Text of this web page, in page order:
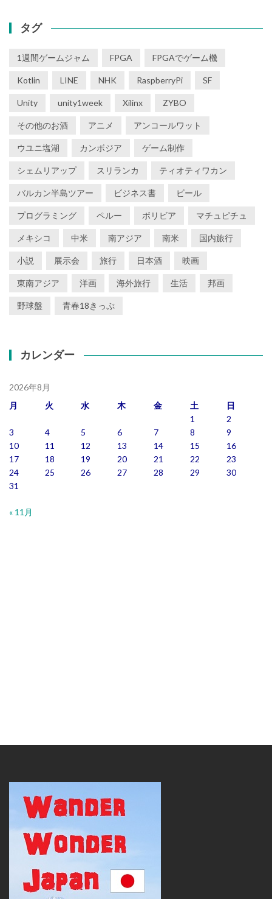
タグ
1週間ゲームジャム FPGA FPGAでゲーム機
Kotlin LINE NHK RaspberryPi SF
Unity unity1week Xilinx ZYBO
その他のお酒 アニメ アンコールワット
ウユニ塩湖 カンボジア ゲーム制作
シェムリアップ スリランカ ティオティワカン
バルカン半島ツアー ビジネス書 ビール
プログラミング ペルー ボリビア マチュピチュ
メキシコ 中米 南アジア 南米 国内旅行
小説 展示会 旅行 日本酒 映画
東南アジア 洋画 海外旅行 生活 邦画
野球盤 青春18きっぷ
カレンダー
2026年8月
月
火 水 木 金 土
日
1
2
3
4 5 6 7 8
9
10
11 12 13 14 15
16
17
18 19 20 21 22
23
24
25 26 27 28 29
30
31
« 11月